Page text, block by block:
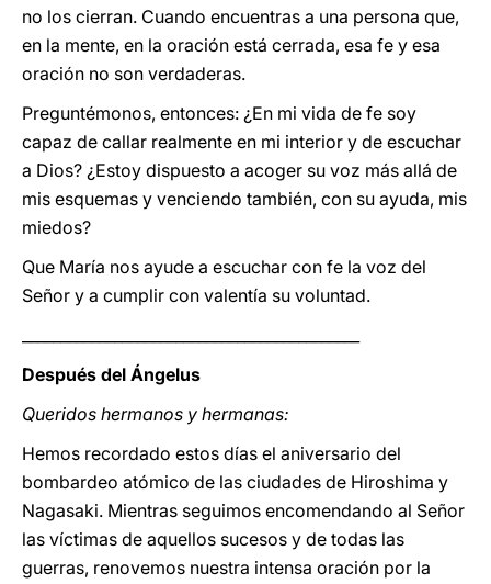
no los cierran. Cuando encuentras a una persona que,
en la mente, en la oración está cerrada, esa fe y esa
oración no son verdaderas.
Preguntémonos, entonces: ¿En mi vida de fe soy
capaz de callar realmente en mi interior y de escuchar
a Dios? ¿Estoy dispuesto a acoger su voz más allá de
mis esquemas y venciendo también, con su ayuda, mis
miedos?
Que María nos ayude a escuchar con fe la voz del
Señor y a cumplir con valentía su voluntad.
Después del Ángelus
Queridos hermanos y hermanas:
Hemos recordado estos días el aniversario del
bombardeo atómico de las ciudades de Hiroshima y
Nagasaki. Mientras seguimos encomendando al Señor
las víctimas de aquellos sucesos y de todas las
guerras, renovemos nuestra intensa oración por la